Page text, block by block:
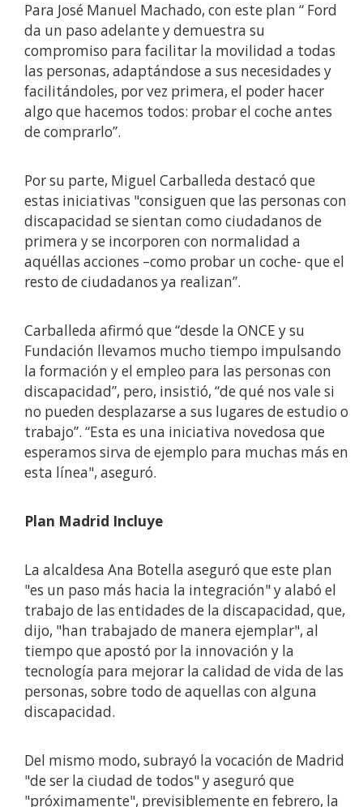
Para José Manuel Machado, con este plan “ Ford
da un paso adelante y demuestra su
compromiso para facilitar la movilidad a todas
las personas, adaptándose a sus necesidades y
facilitándoles, por vez primera, el poder hacer
algo que hacemos todos: probar el coche antes
de comprarlo”.
Por su parte, Miguel Carballeda destacó que
estas iniciativas "consiguen que las personas con
discapacidad se sientan como ciudadanos de
primera y se incorporen con normalidad a
aquéllas acciones –como probar un coche- que el
resto de ciudadanos ya realizan”.
Carballeda afirmó que “desde la ONCE y su
Fundación llevamos mucho tiempo impulsando
la formación y el empleo para las personas con
discapacidad”, pero, insistió, “de qué nos vale si
no pueden desplazarse a sus lugares de estudio o
trabajo”. “Esta es una iniciativa novedosa que
esperamos sirva de ejemplo para muchas más en
esta línea", aseguró.
Plan Madrid Incluye
La alcaldesa Ana Botella aseguró que este plan
"es un paso más hacia la integración" y alabó el
trabajo de las entidades de la discapacidad, que,
dijo, "han trabajado de manera ejemplar", al
tiempo que apostó por la innovación y la
tecnología para mejorar la calidad de vida de las
personas, sobre todo de aquellas con alguna
discapacidad.
Del mismo modo, subrayó la vocación de Madrid
"de ser la ciudad de todos" y aseguró que
"próximamente", previsiblemente en febrero, la